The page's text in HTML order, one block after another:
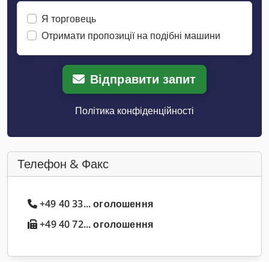
Я торговець
Отримати пропозиції на подібні машини
Відправити запит
Політика конфіденційності
Телефон & Факс
+49 40 33... оголошення
+49 40 72... оголошення